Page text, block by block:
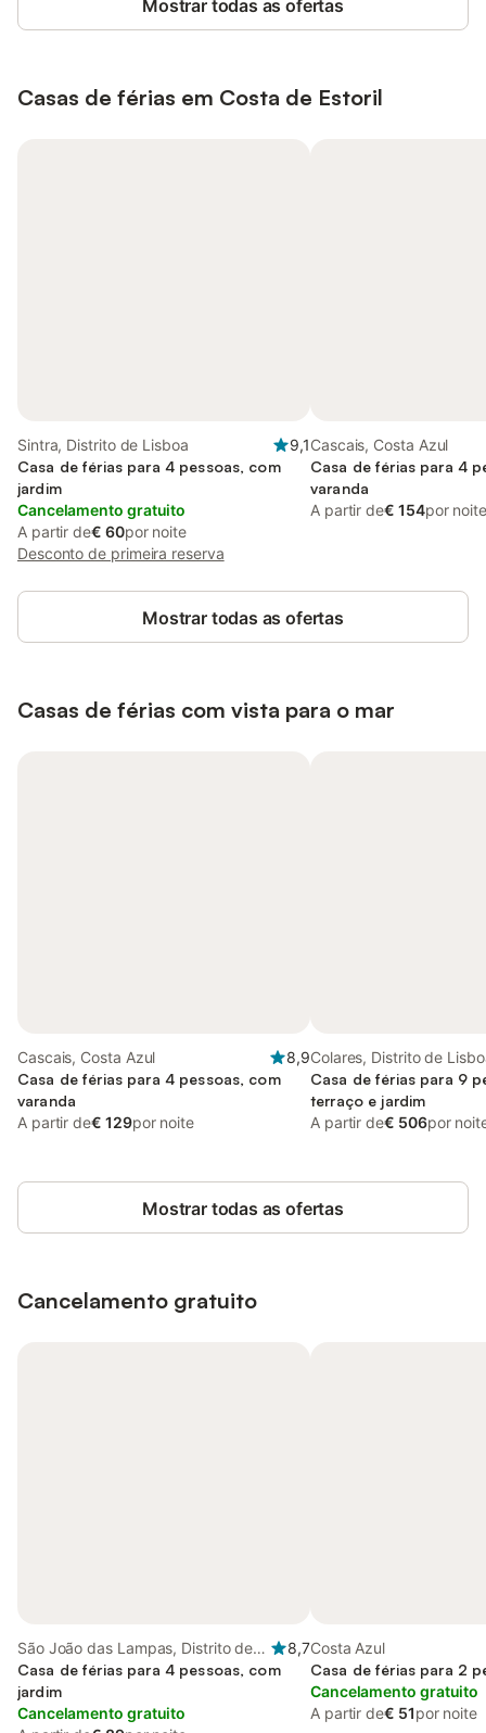
Mostrar todas as ofertas
Casas de férias em Costa de Estoril
Sintra, Distrito de Lisboa
9,1
Casa de férias para 4 pessoas, com
jardim
Cancelamento gratuito
A partir de€ 60por noite
Desconto de primeira reserva
Cascais, Costa Azul
Casa de férias para 4
varanda
A partir de€ 154por noite
Mostrar todas as ofertas
Casas de férias com vista para o mar
Cascais, Costa Azul
8,9
Casa de férias para 4 pessoas, com
varanda
A partir de€ 129por noite
Colares, Distrito de
Casa de férias para 9
terraço e jardim
A partir de€ 506por
Mostrar todas as ofertas
Cancelamento gratuito
São João das Lampas, Distrito de
Lisboa
8,7
Casa de férias para 4 pessoas, com
jardim
Cancelamento gratuito
Costa Azul
Casa de férias para 2
Cancelamento gratuito
A partir de€ 51por noite